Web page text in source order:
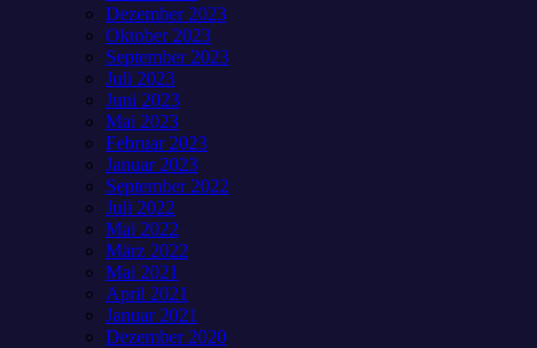
Dezember 2023
Oktober 2023
September 2023
Juli 2023
Juni 2023
Mai 2023
Februar 2023
Januar 2023
September 2022
Juli 2022
Mai 2022
März 2022
Mai 2021
April 2021
Januar 2021
Dezember 2020